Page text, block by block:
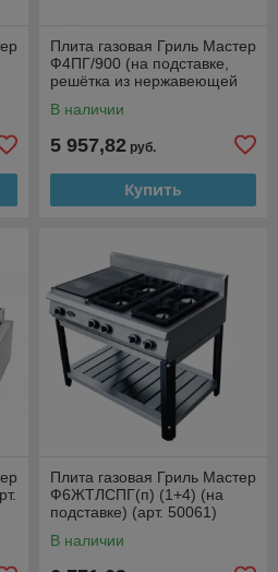
Плита газовая Гриль Мастер
Ф4ПГ/900 (на подставке,
решётка из нержавеющей
В наличии
5 957,82 руб.
Купить
Плита газовая Гриль Мастер
Ф6ЖТЛСПГ(п) (1+4) (на
подставке) (арт. 50061)
В наличии